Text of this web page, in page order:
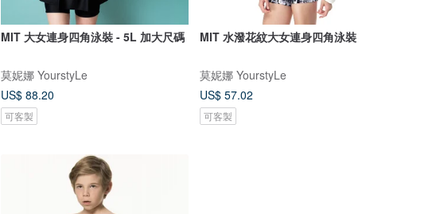
MIT 大女連身四角泳裝 - 5L 加大尺碼
莫妮娜 YourstyLe
US$ 88.20
可客製
MIT 水潑花紋大女連身四角泳裝
莫妮娜 YourstyLe
US$ 57.02
可客製